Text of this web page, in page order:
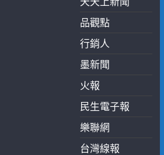
品觀點
行銷人
墨新聞
火報
民生電子報
樂聯網
台灣線報